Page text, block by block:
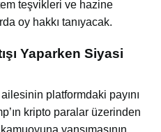
teşvikleri ve hazine
oy hakkı tanıyacak.
Yaparken Siyasi
platformdaki payını
kripto paralar üzerinden
yansımasının